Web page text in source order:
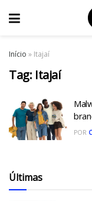
Início » Itajaí
Tag: Itajaí
POR
Últimas